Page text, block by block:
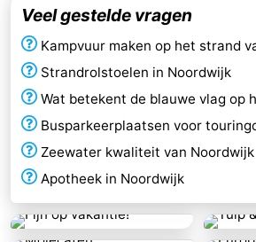
Veel gestelde vragen
Kampvuur maken op het strand
Strandrolstoelen in Noordwijk
Wat betekent de blauwe vlag op
Busparkeerplaatsen voor
Zeewater kwaliteit van Noordwijk
Apotheek in Noordwijk